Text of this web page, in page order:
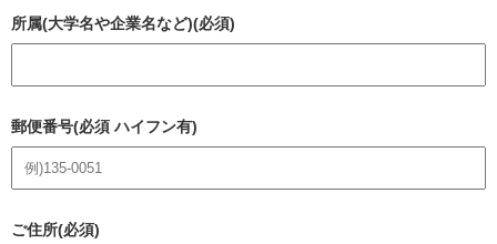
所属(大学名や企業名など)(必須)
郵便番号(必須 ハイフン有)
ご住所(必須)